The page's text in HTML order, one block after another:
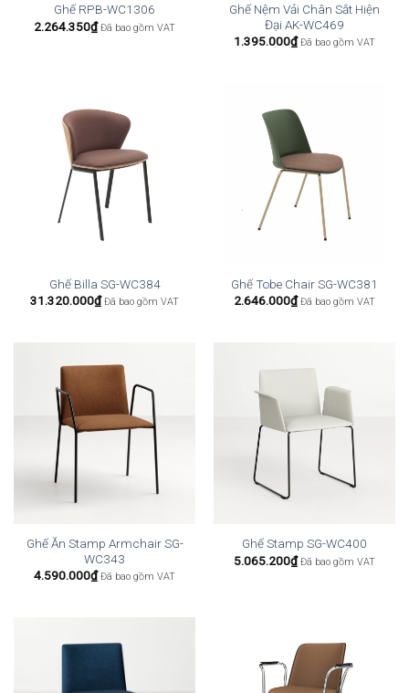
Ghế RPB-WC1306
2.264.350₫ Đã bao gồm VAT
Ghế Nệm Vải Chân Sắt Hiện
Đại AK-WC469
1.395.000₫ Đã bao gồm VAT
Ghế Billa SG-WC384
31.320.000₫ Đã bao gồm VAT
Ghế Tobe Chair SG-WC381
2.646.000₫ Đã bao gồm VAT
Ghế Ăn Stamp Armchair SG-
WC343
4.590.000₫ Đã bao gồm VAT
Ghế Stamp SG-WC400
5.065.200₫ Đã bao gồm VAT